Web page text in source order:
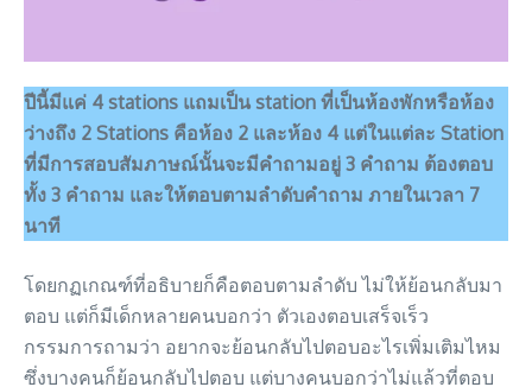
ปีนี้มีแค่ 4 stations แถมเป็น station ที่เป็นห้องพักหรือห้อง
ว่างถึง 2 Stations คือห้อง 2 และห้อง 4 แต่ในแต่ละ Station
ที่มีการสอบสัมภาษณ์นั้นจะมีคำถามอยู่ 3 คำถาม ต้องตอบ
ทั้ง 3 คำถาม และให้ตอบตามลำดับคำถาม ภายในเวลา 7
นาที
โดยกฏเกณฑ์ที่อธิบายก็คือตอบตามลำดับ ไม่ให้ย้อนกลับมา
ตอบ แต่ก็มีเด็กหลายคนบอกว่า ตัวเองตอบเสร็จเร็ว
กรรมการถามว่า อยากจะย้อนกลับไปตอบอะไรเพิ่มเติมไหม
ซึ่งบางคนก็ย้อนกลับไปตอบ แต่บางคนบอกว่าไม่แล้วที่ตอบ